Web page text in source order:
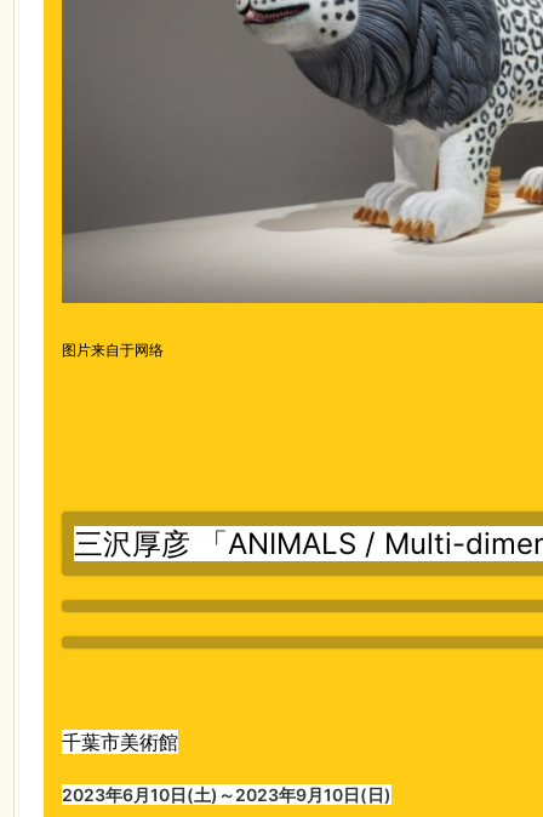
图片来自于网络
三沢厚彦 「ANIMALS / Multi-
千葉市美術館
2023年6月10日(土)～2023年9月10日(日)